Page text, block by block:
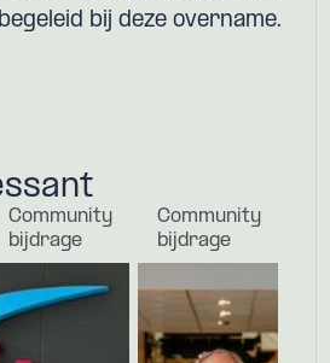
bij deze overname.
Community
bijdrage
Community
bijdrage